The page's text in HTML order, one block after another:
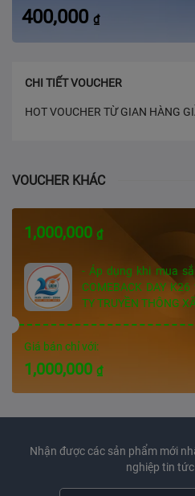
400,000 ₫
CHI TIẾT VOUCHER
HOT VOUCHER TỪ GIAN HÀNG
VOUCHER KHÁC
1,000,000 ₫
- Áp dụng khi mua
COMEBACK DAY
TY TRUYỀN THÔNG
Giá bán chỉ với:
1,000,000 ₫
Nhận được các sản phẩm mới
nghiệp tin